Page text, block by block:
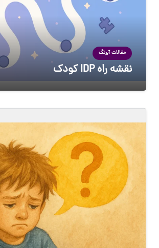
مقالات آبرنگ
نقشه راه IDP کودک